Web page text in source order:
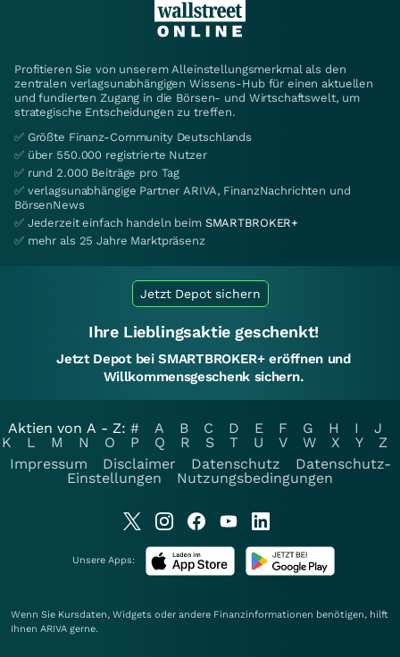
Profitieren Sie von unserem Alleinstellungsmerkmal als den
zentralen verlagsunabhängigen Wissens-Hub für einen aktuellen
und fundierten Zugang in die Börsen- und Wirtschaftswelt, um
strategische Entscheidungen zu treffen.
✅ Größte Finanz-Community Deutschlands
✅ über 550.000 registrierte Nutzer
✅ rund 2.000 Beiträge pro Tag
✅ verlagsunabhängige Partner ARIVA, FinanzNachrichten und
BörsenNews
✅ Jederzeit einfach handeln beim SMARTBROKER+
✅ mehr als 25 Jahre Marktpräsenz
Jetzt Depot sichern
Ihre Lieblingsaktie geschenkt!
Jetzt Depot bei SMARTBROKER+ eröffnen und
Willkommensgeschenk sichern.
Aktien von A - Z: # A B C D E F G H I
J
K
L M N O P Q R S T U V W X Y
Z
Impressum
Disclaimer Datenschutz
Datenschutz-
Einstellungen
Nutzungsbedingungen
Unsere Apps:
Wenn Sie Kursdaten, Widgets oder andere Finanzinformationen benötigen, hilft
Ihnen ARIVA gerne.